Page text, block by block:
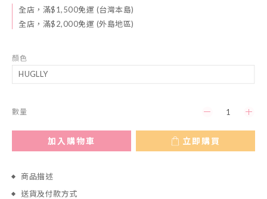
全店，滿$1,500免運 (台灣本島)
全店，滿$2,000免運 (外島地區)
顏色
數量
加入購物車 立即購買
商品描述
送貨及付款方式